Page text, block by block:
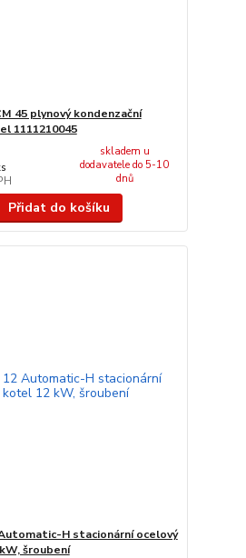
45 plynový kondenzační
1111210045
skladem u
dodavatele do 5-10
dnů
Přidat do košíku
Automatic-H stacionární ocelový
šroubení